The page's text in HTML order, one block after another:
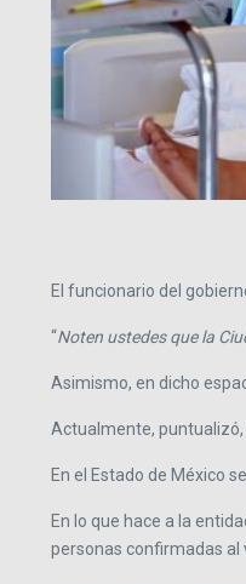
El funcionario del
“Noten ustedes que la
Asimismo, en dicho
Actualmente, puntualizó,
En el Estado de México
En lo que hace a la
personas confirmadas al